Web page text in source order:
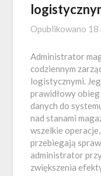
Opublikowano 18
Administrator
codziennym
logistycznymi.
prawidłowy
danych do
nad stanami
wszelkie
przebiegają
administrator
zwiększenia